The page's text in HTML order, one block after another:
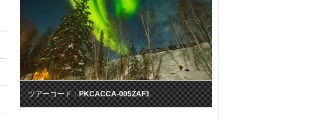
ツアーコード：PKCACCA-005ZAF1